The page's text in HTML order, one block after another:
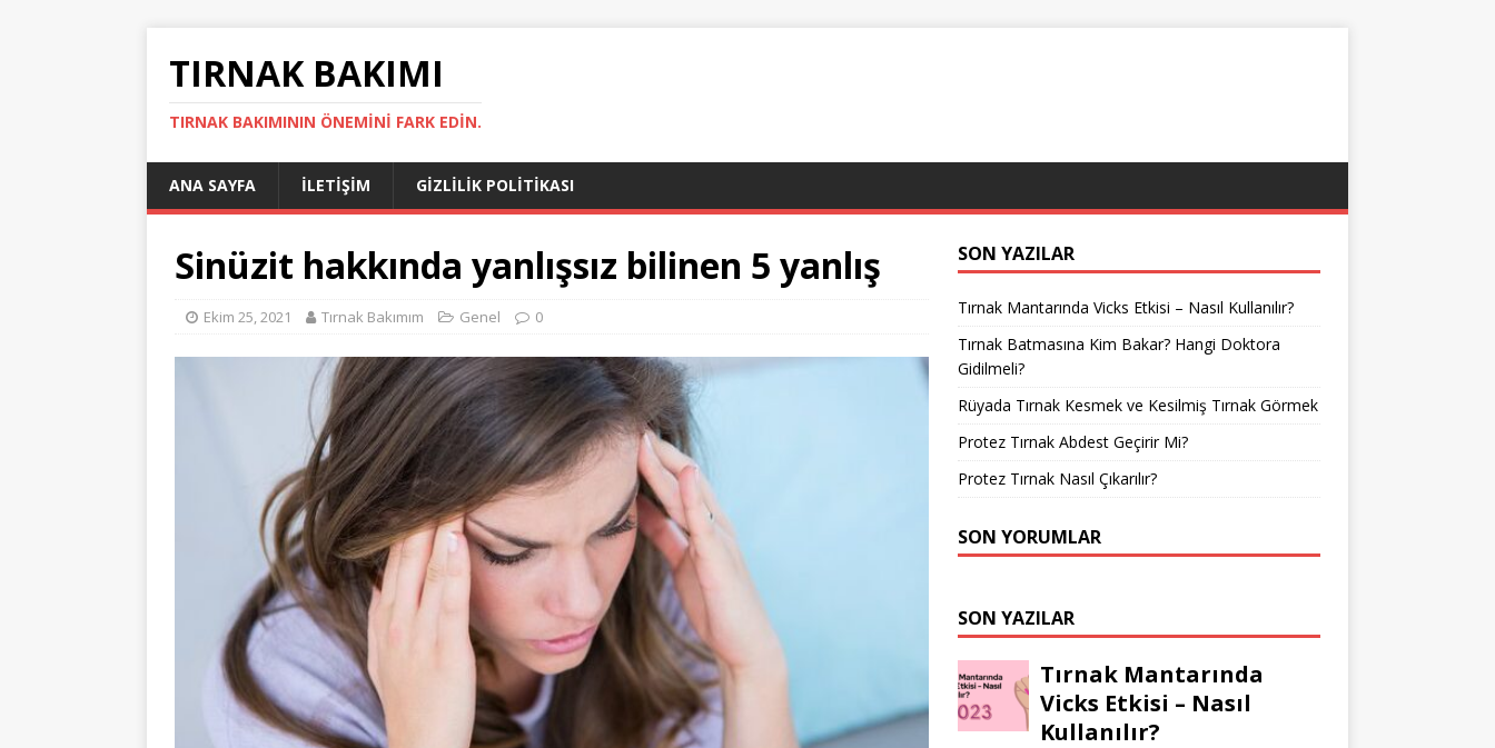
TIRNAK BAKIMI
TIRNAK BAKIMININ ÖNEMINI FARK EDIN.
ANA SAYFA İLETIŞIM GIZLILIK POLITIKASI
Sinüzit hakkında yanlışsız bilinen 5 yanlış
Ekim 25, 2021 Tırnak Bakımım Genel 0
SON YAZILAR
Tırnak Mantarında Vicks Etkisi – Nasıl Kullanılır?
Tırnak Batmasına Kim Bakar? Hangi Doktora
Gidilmeli?
Rüyada Tırnak Kesmek ve Kesilmiş Tırnak Görmek
Protez Tırnak Abdest Geçirir Mi?
Protez Tırnak Nasıl Çıkarılır?
SON YORUMLAR
SON YAZILAR
Tırnak Mantarında
Vicks Etkisi – Nasıl
Kullanılır?